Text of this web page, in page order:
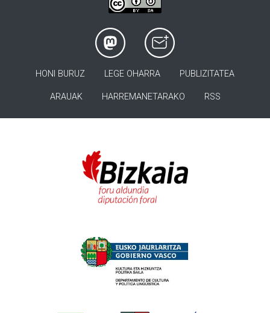
HONI BURUZ LEGE OHARRA PUBLIZITATEA
ARAUAK HARREMANETARAKO RSS